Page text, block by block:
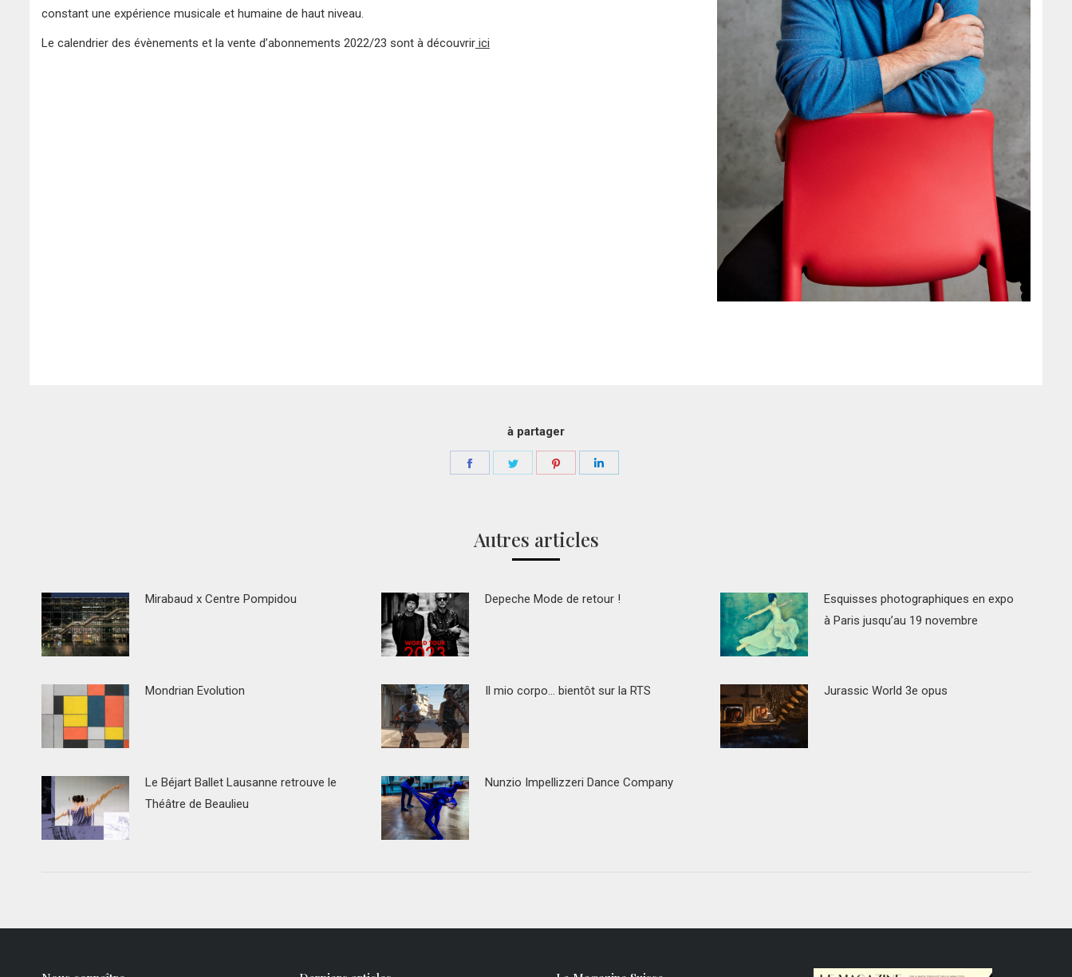
constant une expérience musicale et humaine de haut niveau.
Le calendrier des évènements et la vente d’abonnements 2022/23 sont à découvrir ici
à partager
Partager Partager
Partager
Autres articles
Mirabaud x Centre Pompidou Depeche Mode de retour !
Esquisses photographiques en expo
à Paris jusqu’au 19 novembre
Mondrian Evolution Il mio corpo… bientôt sur la RTS Jurassic World 3e opus
Le Béjart Ballet Lausanne retrouve le
Théâtre de Beaulieu
Nunzio Impellizzeri Dance Company